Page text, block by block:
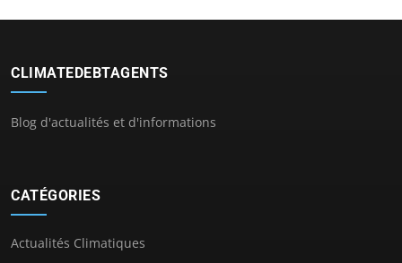
CLIMATEDEBTAGENTS
Blog d'actualités et d'informations
CATÉGORIES
Actualités Climatiques